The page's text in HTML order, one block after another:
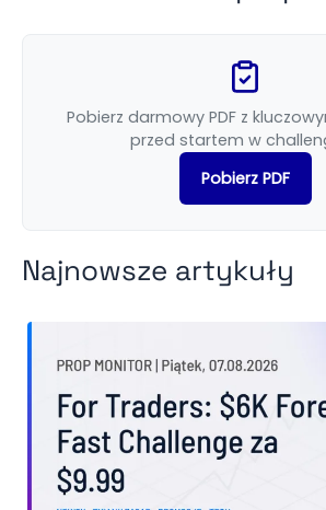
Pobierz darmowy PDF z
przed startem w
Pobierz PDF
Najnowsze artykuły